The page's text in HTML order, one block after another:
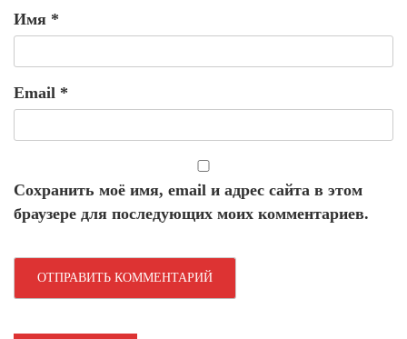
Имя *
Email *
Сохранить моё имя, email и адрес сайта в этом
браузере для последующих моих комментариев.